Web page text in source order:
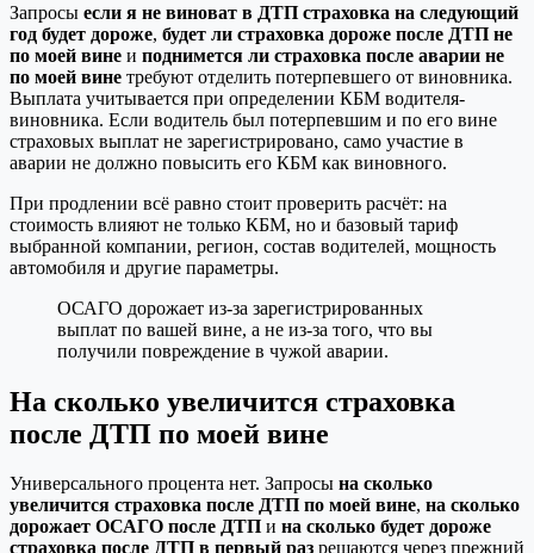
Запросы если я не виноват в ДТП страховка на следующий
год будет дороже, будет ли страховка дороже после ДТП не
по моей вине и поднимется ли страховка после аварии не
по моей вине требуют отделить потерпевшего от виновника.
Выплата учитывается при определении КБМ водителя-
виновника. Если водитель был потерпевшим и по его вине
страховых выплат не зарегистрировано, само участие в
аварии не должно повысить его КБМ как виновного.
При продлении всё равно стоит проверить расчёт: на
стоимость влияют не только КБМ, но и базовый тариф
выбранной компании, регион, состав водителей, мощность
автомобиля и другие параметры.
ОСАГО дорожает из-за зарегистрированных
выплат по вашей вине, а не из-за того, что вы
получили повреждение в чужой аварии.
На сколько увеличится страховка
после ДТП по моей вине
Универсального процента нет. Запросы на сколько
увеличится страховка после ДТП по моей вине, на сколько
дорожает ОСАГО после ДТП и на сколько будет дороже
страховка после ДТП в первый раз решаются через прежний